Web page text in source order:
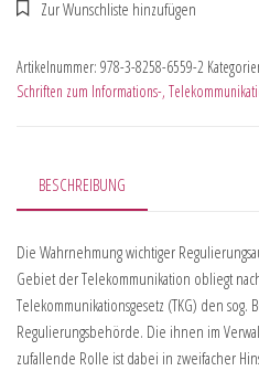
Artikelnummer: 978-3-8258-6559-2
Schriften zum Informations-,
BESCHREIBUNG
Die Wahrnehmung wichtiger
Gebiet der Telekommunikation obliegt
Telekommunikationsgesetz (TKG) den sog.
Regulierungsbehörde. Die ihnen im
zufallende Rolle ist dabei in zweifacher